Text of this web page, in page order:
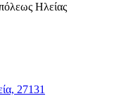
Ηλείας
27131